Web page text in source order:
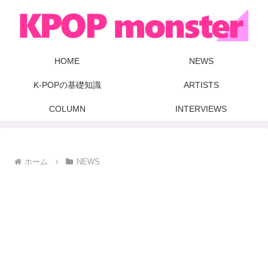
HOME NEWS
K-POPの基礎知識 ARTISTS
COLUMN INTERVIEWS
ホーム NEWS